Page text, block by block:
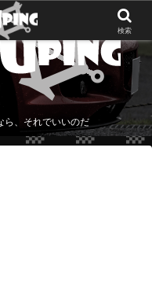
ら、それでいいのだ
検索